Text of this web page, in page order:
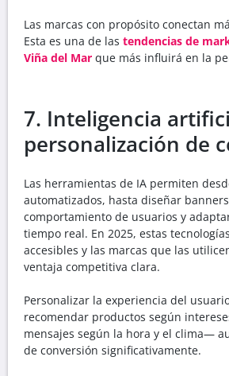
Las marcas con propósito conectan
Esta es una de las tendencias de
Viña del Mar que más influirá en la
7. Inteligencia
personalización de
Las herramientas de IA permiten
automatizados, hasta diseñar
comportamiento de usuarios y
tiempo real. En 2025, estas
accesibles y las marcas que las
ventaja competitiva clara.
Personalizar la experiencia del
recomendar productos según
mensajes según la hora y el clima—
de conversión significativamente.